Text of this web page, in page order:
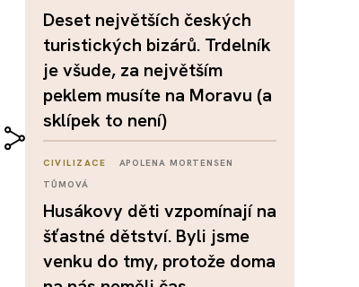
Deset největších českých
turistických bizárů. Trdelník
je všude, za největším
peklem musíte na Moravu (a
sklípek to není)
CIVILIZACE
APOLENA MORTENSEN
TŮMOVÁ
Husákovy děti vzpomínají na
šťastné dětství. Byli jsme
venku do tmy, protože doma